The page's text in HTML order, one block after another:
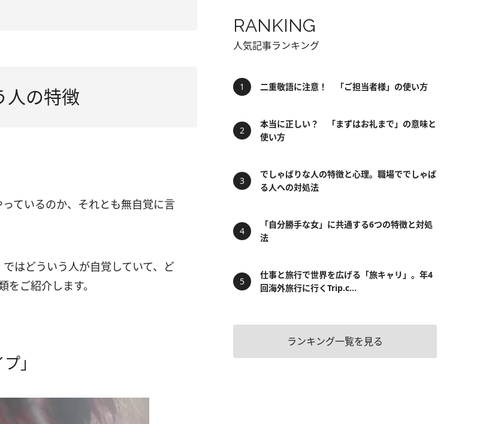
人の特徴
ているのか、それとも無自覚に言
はどういう人が自覚していて、ど
ご紹介します。
」
RANKING
人気記事ランキング
二重敬語に注意！ 「ご担当者様」の使い方
本当に正しい？ 「まずはお礼まで」の意味と
使い方
でしゃばりな人の特徴と心理。職場ででしゃば
る人への対処法
「自分勝手な女」に共通する6つの特徴と対処
法
仕事と旅行で世界を広げる「旅キャリ」。年4
回海外旅行に行くTrip.c...
ランキング一覧を見る